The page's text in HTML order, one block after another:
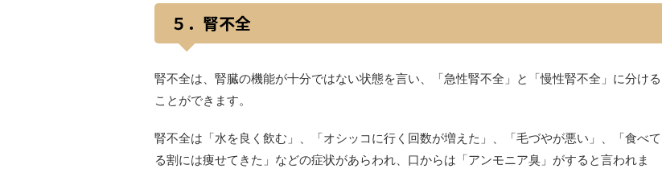
５．腎不全
腎不全は、腎臓の機能が十分ではない状態を言い、「急性腎不全」と「慢性腎不全」に分ける
ことができます。
腎不全は「水を良く飲む」、「オシッコに行く回数が増えた」、「毛づやが悪い」、「食べて
る割には痩せてきた」などの症状があらわれ、口からは「アンモニア臭」がすると言われま